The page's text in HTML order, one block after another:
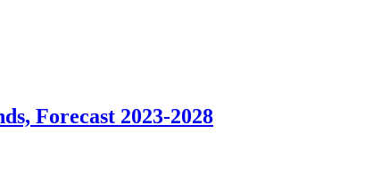
Forecast 2023-2028